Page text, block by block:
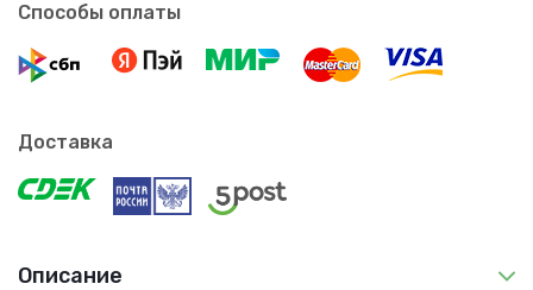
Способы оплаты
Доставка
Описание